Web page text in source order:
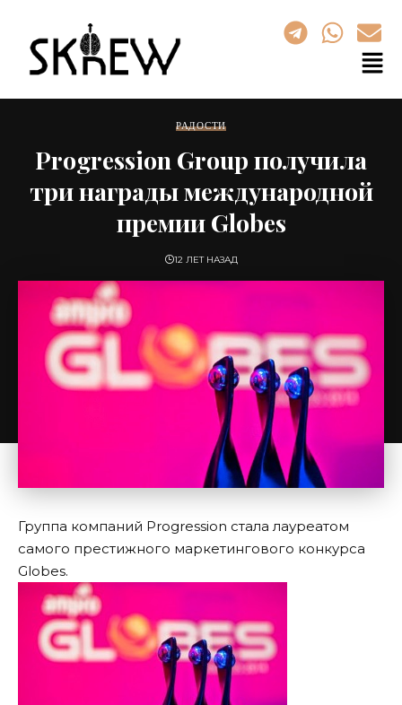
РАДОСТИ
Progression Group получила
три награды международной
премии Globes
12 ЛЕТ НАЗАД
Группа компаний Progression стала лауреатом
самого престижного маркетингового конкурса
Globes.